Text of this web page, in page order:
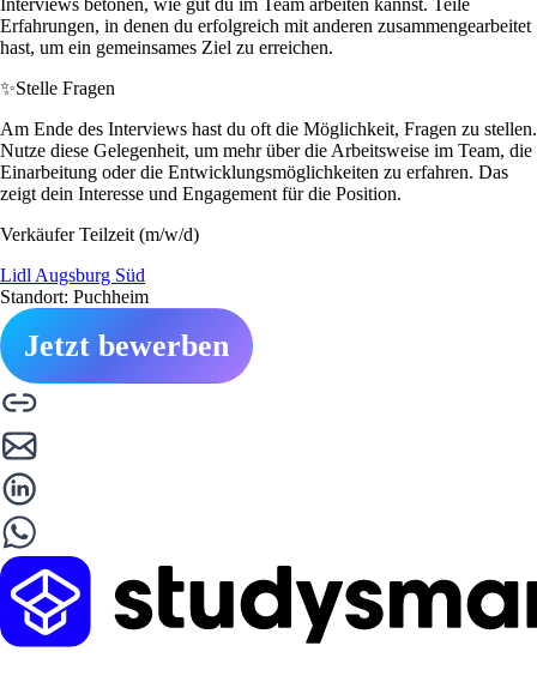
Erfahrungen, in denen du erfolgreich mit anderen zusammengearbeitet
hast, um ein gemeinsames Ziel zu erreichen.
✨Stelle Fragen
Am Ende des Interviews hast du oft die Möglichkeit, Fragen zu stellen.
Nutze diese Gelegenheit, um mehr über die Arbeitsweise im Team, die
Einarbeitung oder die Entwicklungsmöglichkeiten zu erfahren. Das
zeigt dein Interesse und Engagement für die Position.
Verkäufer Teilzeit (m/w/d)
Lidl Augsburg Süd
Standort: Puchheim
Jetzt bewerben